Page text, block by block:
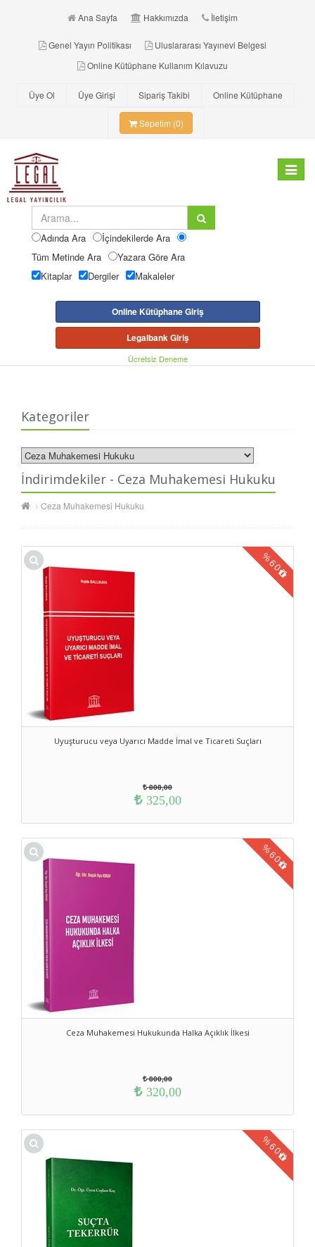
Ana Sayfa Hakkımızda İletişim
Genel Yayın Politikası
Uluslararası Yayınevi Belgesi
Online Kütüphane Kullanım Kılavuzu
Üye Ol Üye Girişi Sipariş Takibi Online Kütüphane
Sepetim (0)
Toggle
Adında Ara
İçindekilerde Ara
Tüm Metinde Ara
Yazara Göre Ara
Kitaplar
Dergiler Makaleler
Online Kütüphane Giriş
Legalbank Giriş
Ücretsiz Deneme
Kategoriler
İndirimdekiler - Ceza Muhakemesi Hukuku
Ceza Muhakemesi Hukuku
Uyuşturucu veya Uyarıcı Madde İmal ve Ticareti Suçları
%
60
808,00
325,00
Ceza Muhakemesi Hukukunda Halka Açıklık İlkesi
%
60
800,00
320,00
%
60